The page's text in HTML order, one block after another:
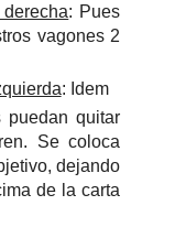
: Pues
vagones 2
: Idem
quitar
Se coloca
dejando
de la carta